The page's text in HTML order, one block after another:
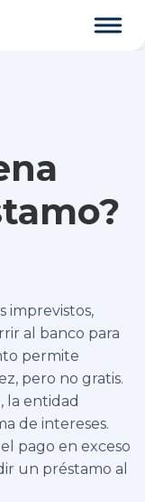
imprevistos,
al banco para
permite
pero no gratis.
la entidad
de intereses.
pago en exceso
un préstamo al